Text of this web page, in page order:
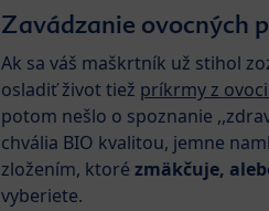
Zavádzanie ovocných
Ak sa váš maškrtník už stihol
osladiť život tiež príkrmy z
potom nešlo o spoznanie
chvália BIO kvalitou, jemne
zložením, ktoré zmäkčuje,
vyberiete.